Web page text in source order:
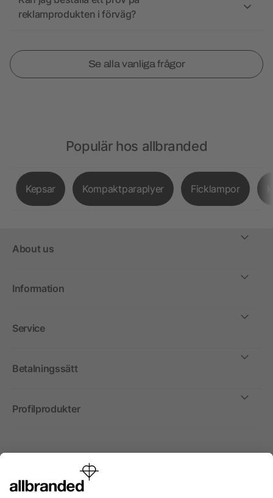
reklamprodukten i förväg?
Se alla vanliga frågor
Populär hos allbranded
Kepsar Kompaktparaplyer Ficklampor
About us
Information
Service
Betalningssätt
Profilprodukter
Internationellt